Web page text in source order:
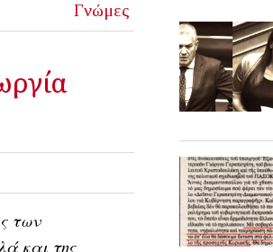
Γνώμες
των
και της